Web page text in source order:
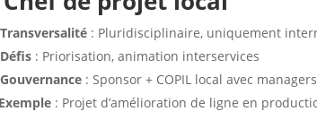
Transversalité : Pluridisciplinaire, uniquement
Défis : Priorisation, animation interservices
Gouvernance : Sponsor + COPIL local avec managers
Exemple : Projet d’amélioration de ligne en